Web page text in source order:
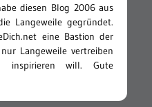
diesen Blog 2006 aus
Langeweile gegründet.
eine Bastion der
Langeweile vertreiben
inspirieren will. Gute